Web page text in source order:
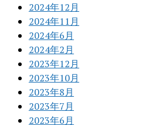
2024年12月
2024年11月
2024年6月
2024年2月
2023年12月
2023年10月
2023年8月
2023年7月
2023年6月